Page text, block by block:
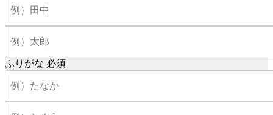
ふりがな 必須